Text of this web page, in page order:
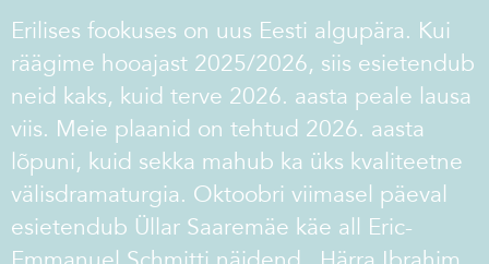
Erilises fookuses on uus Eesti algupära. Kui
räägime hooajast 2025/2026, siis esietendub
neid kaks, kuid terve 2026. aasta peale lausa
viis. Meie plaanid on tehtud 2026. aasta
lõpuni, kuid sekka mahub ka üks kvaliteetne
välisdramaturgia. Oktoobri viimasel päeval
esietendub Üllar Saaremäe käe all Eric-